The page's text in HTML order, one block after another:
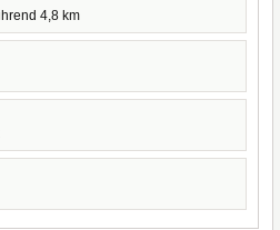
4,8 km